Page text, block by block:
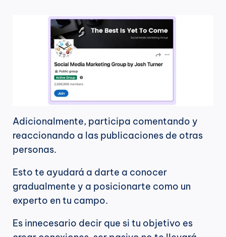
Adicionalmente, participa comentando y
reaccionando a las publicaciones de otras
personas.
Esto te ayudará a darte a conocer
gradualmente y a posicionarte como un
experto en tu campo.
Es innecesario decir que si tu objetivo es